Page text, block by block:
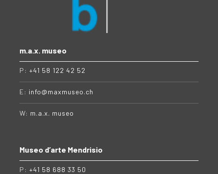
m.a.x. museo
P: +41 58 122 42 52
E: info@maxmuseo.ch
W: m.a.x. museo
Museo d’arte Mendrisio
P: +41 58 688 33 50